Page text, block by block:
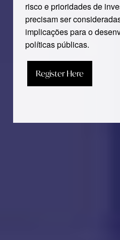
risco e prioridades de
precisam ser
implicações para o
políticas públicas.
Register Here